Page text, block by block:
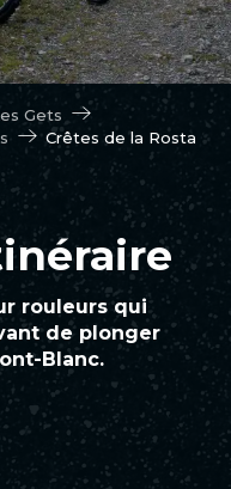
Gets
Crêtes de la Rosta
rouleurs qui
de plonger
Blanc.